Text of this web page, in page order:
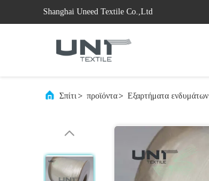
Shanghai Uneed Textile Co.,Ltd
Σπίτι> προϊόντα> Εξαρτήματα ενδυμάτων